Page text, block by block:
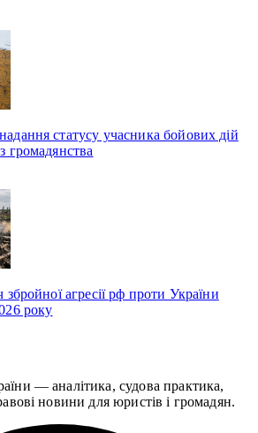
статусу учасника бойових дій
громадянства
збройної агресії рф проти України
року
— аналітика, судова практика,
новини для юристів і громадян.